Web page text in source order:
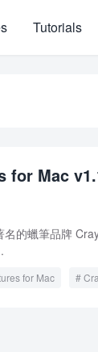
Tutorials
for Mac
的蠟筆品牌
for Mac